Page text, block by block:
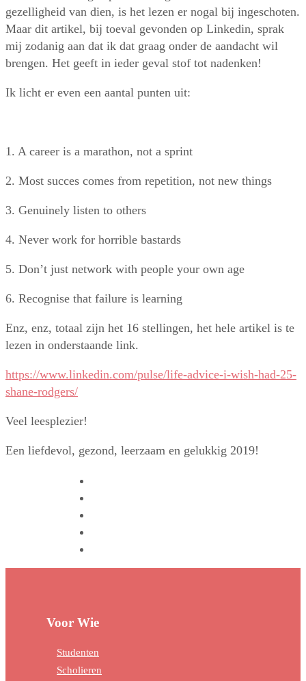
gezelligheid van dien, is het lezen er nogal bij ingeschoten.
Maar dit artikel, bij toeval gevonden op Linkedin, sprak
mij zodanig aan dat ik dat graag onder de aandacht wil
brengen. Het geeft in ieder geval stof tot nadenken!
Ik licht er even een aantal punten uit:
1. A career is a marathon, not a sprint
2. Most succes comes from repetition, not new things
3. Genuinely listen to others
4. Never work for horrible bastards
5. Don’t just network with people your own age
6. Recognise that failure is learning
Enz, enz, totaal zijn het 16 stellingen, het hele artikel is te
lezen in onderstaande link.
https://www.linkedin.com/pulse/life-advice-i-wish-had-25-
shane-rodgers/
Veel leesplezier!
Een liefdevol, gezond, leerzaam en gelukkig 2019!
Voor Wie
Studenten
Scholieren